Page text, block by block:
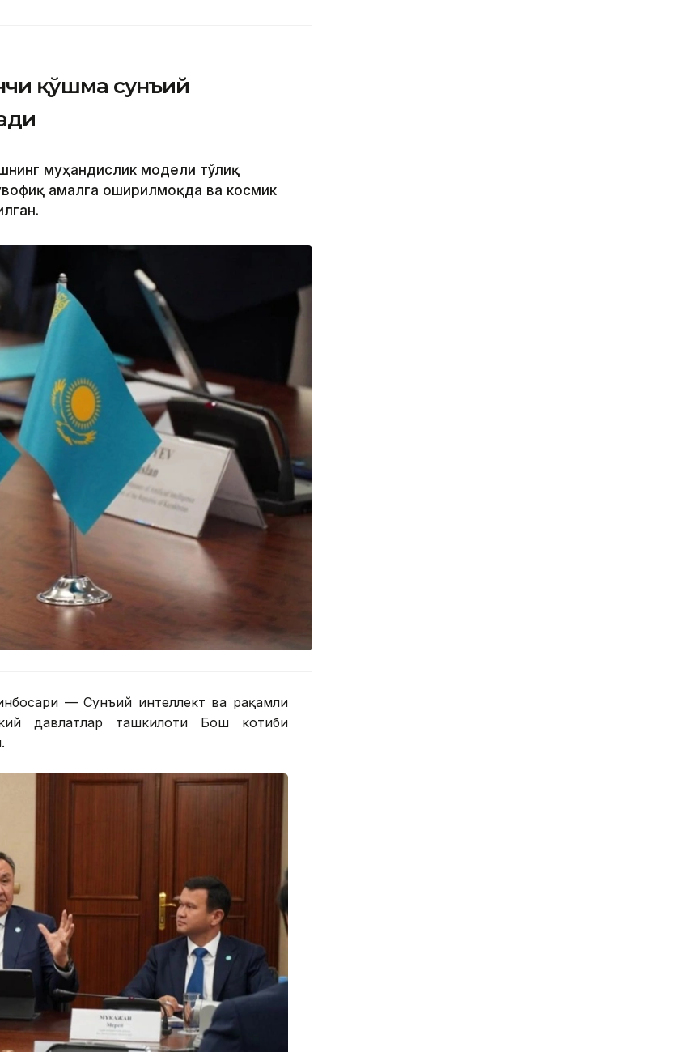
қўшма сунъий
муҳандислик модели тўлиқ
амалга оширилмоқда ва космик
— Сунъий интеллект ва рақамли
давлатлар ташкилоти Бош котиби